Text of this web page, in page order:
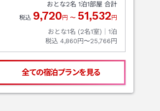
おとな2名 1泊1部屋 合計
税込 9,720 円 〜 51,532 円
おとな1名 (2名1室)｜ 1泊
税込 4,860円〜25,766円
全ての宿泊プランを見る